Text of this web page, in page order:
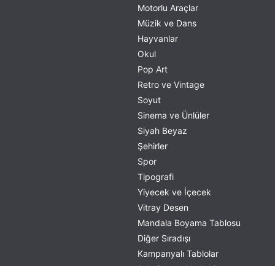
Motorlu Araçlar
Müzik ve Dans
Hayvanlar
Okul
Pop Art
Retro ve Vintage
Soyut
Sinema ve Ünlüler
Siyah Beyaz
Şehirler
Spor
Tipografi
Yiyecek ve İçecek
Vitray Desen
Mandala Boyama Tablosu
Diğer Sıradışı
Kampanyalı Tablolar